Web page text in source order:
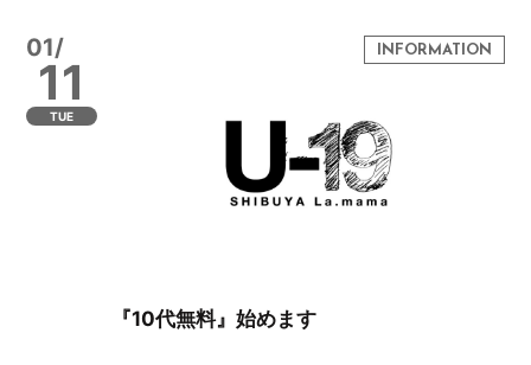
01/
11
TUE
『10代無料』始めます